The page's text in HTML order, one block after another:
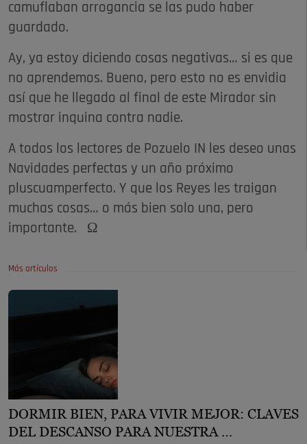
camuflaban arrogancia se las pudo haber
guardado.
Ay, ya estoy diciendo cosas negativas… si es que
no aprendemos. Bueno, pero esto no es envidia
así que he llegado al final de este Mirador sin
mostrar inquina contra nadie.
A todos los lectores de Pozuelo IN les deseo unas
Navidades perfectas y un año próximo
pluscuamperfecto. Y que los Reyes les traigan
muchas cosas… o más bien solo una, pero
importante. Ω
Más artículos
DORMIR BIEN, PARA VIVIR MEJOR: CLAVES
DEL DESCANSO PARA NUESTRA …